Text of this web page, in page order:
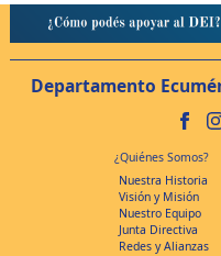
Departamento
¿Quiénes Somos?
Nuestra Historia
Visión y Misión
Nuestro Equipo
Junta Directiva
Redes y Alianzas